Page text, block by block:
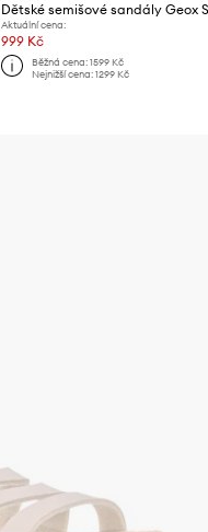
Aktuální cena:
999 Kč
Běžná cena: 1599 Kč
Nejnižší cena: 1299 Kč